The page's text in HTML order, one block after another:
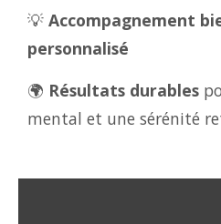
💡 Accompagnement
personnalisé
🌍 Résultats durables
mental et une sérénité